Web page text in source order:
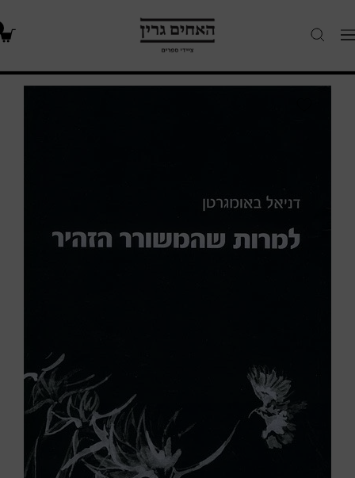
Navigation
האחים
גרין